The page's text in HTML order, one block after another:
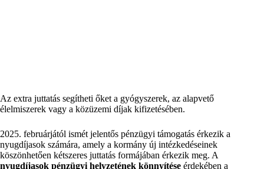
Az extra juttatás segítheti őket a gyógyszerek, az alapvető
élelmiszerek vagy a közüzemi díjak kifizetésében.
2025. februárjától ismét jelentős pénzügyi támogatás érkezik a
nyugdíjasok számára, amely a kormány új intézkedéseinek
köszönhetően kétszeres juttatás formájában érkezik meg. A
nyugdíjasok pénzügyi helyzetének könnyítése érdekében a